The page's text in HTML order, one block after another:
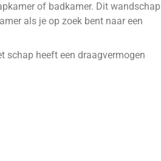
of badkamer. Dit wandschap
als je op zoek bent naar een
schap heeft een draagvermogen